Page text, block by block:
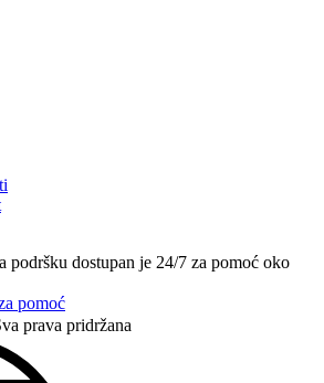
podršku dostupan je 24/7 za pomoć oko
pomoć
prava pridržana